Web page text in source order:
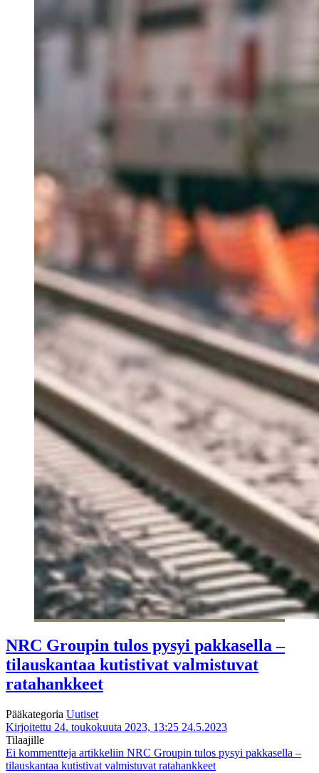
NRC Groupin tulos pysyi pakkasella –
tilauskantaa kutistivat valmistuvat
ratahankkeet
Pääkategoria Uutiset
Kirjoitettu 24. toukokuuta 2023, 13:25 24.5.2023
Tilaajille
Ei kommentteja artikkeliin NRC Groupin tulos pysyi pakkasella –
tilauskantaa kutistivat valmistuvat ratahankkeet